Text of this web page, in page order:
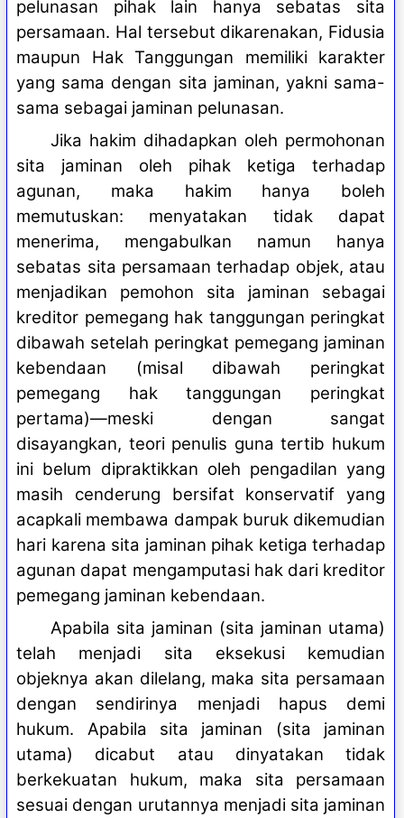
pelunasan pihak lain hanya sebatas sita
persamaan. Hal tersebut dikarenakan, Fidusia
maupun Hak Tanggungan memiliki karakter
yang sama dengan sita jaminan, yakni sama-
sama sebagai jaminan pelunasan.
Jika hakim dihadapkan oleh permohonan
sita jaminan oleh pihak ketiga terhadap
agunan, maka hakim hanya boleh
memutuskan: menyatakan tidak dapat
menerima, mengabulkan namun hanya
sebatas sita persamaan terhadap objek, atau
menjadikan pemohon sita jaminan sebagai
kreditor pemegang hak tanggungan peringkat
dibawah setelah peringkat pemegang jaminan
kebendaan (misal dibawah peringkat
pemegang hak tanggungan peringkat
pertama)—meski dengan sangat
disayangkan, teori penulis guna tertib hukum
ini belum dipraktikkan oleh pengadilan yang
masih cenderung bersifat konservatif yang
acapkali membawa dampak buruk dikemudian
hari karena sita jaminan pihak ketiga terhadap
agunan dapat mengamputasi hak dari kreditor
pemegang jaminan kebendaan.
Apabila sita jaminan (sita jaminan utama)
telah menjadi sita eksekusi kemudian
objeknya akan dilelang, maka sita persamaan
dengan sendirinya menjadi hapus demi
hukum. Apabila sita jaminan (sita jaminan
utama) dicabut atau dinyatakan tidak
berkekuatan hukum, maka sita persamaan
sesuai dengan urutannya menjadi sita jaminan